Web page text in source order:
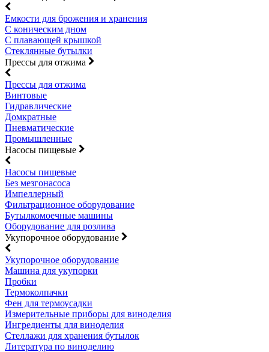
Емкости для брожения и хранения
С коническим дном
С плавающей крышкой
Стеклянные бутылки
Прессы для отжима
Прессы для отжима
Винтовые
Гидравлические
Домкратные
Пневматические
Промышленные
Насосы пищевые
Насосы пищевые
Без мезгонасоса
Импеллерный
Фильтрационное оборудование
Бутылкомоечные машины
Оборудование для розлива
Укупорочное оборудование
Укупорочное оборудование
Машина для укупорки
Пробки
Термоколпачки
Фен для термоусадки
Измерительные приборы для виноделия
Ингредиенты для виноделия
Стеллажи для хранения бутылок
Литература по виноделию